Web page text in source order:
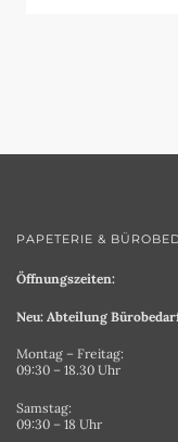
PAPETERIE &
Öffnungszeiten:
Neu: Abteilung
Montag – Freitag:
09:30 – 18.30 Uhr
Samstag:
09:30 – 18 Uhr